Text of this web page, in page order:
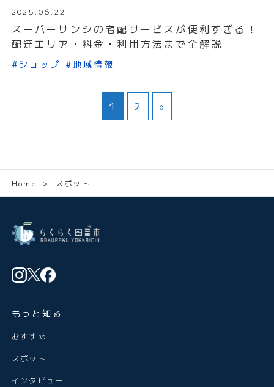
2025.06.22
スーパーサンシの宅配サービスが便利すぎる！
配達エリア・料金・利用方法まで全解説
#ショップ #地域情報
1 2 »
Home ＞ スポット
もっと知る
おすすめ
スポット
インタビュー